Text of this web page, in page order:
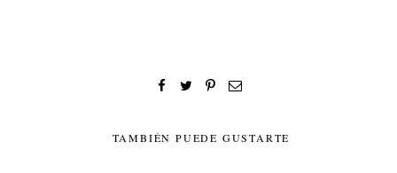
TAMBIÉN PUEDE GUSTARTE